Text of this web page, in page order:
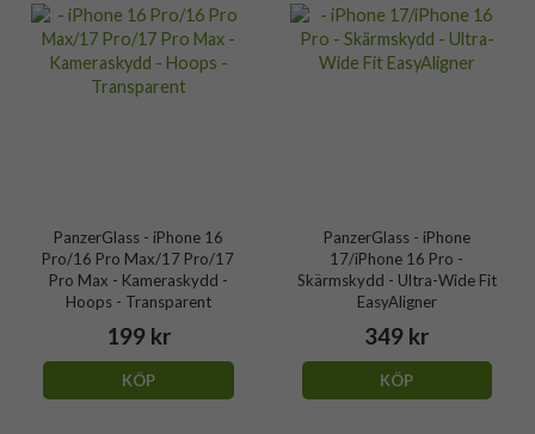
PanzerGlass - iPhone 16
Pro/16 Pro Max/17 Pro/17
Pro Max - Kameraskydd -
Hoops - Transparent
199 kr
KÖP
PanzerGlass - iPhone
17/iPhone 16 Pro -
Skärmskydd - Ultra-Wide Fit
EasyAligner
349 kr
KÖP